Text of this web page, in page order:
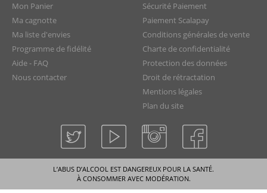
Mon Panier
Ma cagnotte
Ma liste d'envies
Programme de fidélité
Aide - FAQ
Nous contacter
Sécurité Paiement
Paiement Scalapay
Conditions générales de vente
Charte de confidentialité
Protection des données
Droit de rétractation
Mentions légales
Plan du site
La Compagnie du Rhum © tous droits réservés
L’ABUS D’ALCOOL EST DANGEREUX POUR LA SANTÉ.
À CONSOMMER AVEC MODÉRATION.